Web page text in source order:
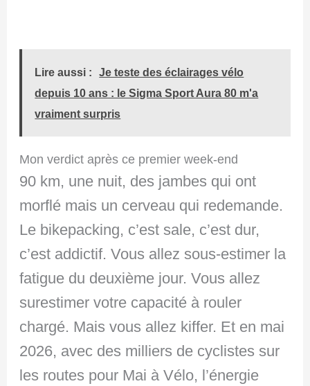
Lire aussi :
Je teste des éclairages vélo
depuis 10 ans : le Sigma Sport Aura 80 m'a
vraiment surpris
Mon verdict après ce premier week-end
90 km, une nuit, des jambes qui ont
morflé mais un cerveau qui redemande.
Le bikepacking, c’est sale, c’est dur,
c’est addictif. Vous allez sous-estimer la
fatigue du deuxième jour. Vous allez
surestimer votre capacité à rouler
chargé. Mais vous allez kiffer. Et en mai
2026, avec des milliers de cyclistes sur
les routes pour Mai à Vélo, l’énergie